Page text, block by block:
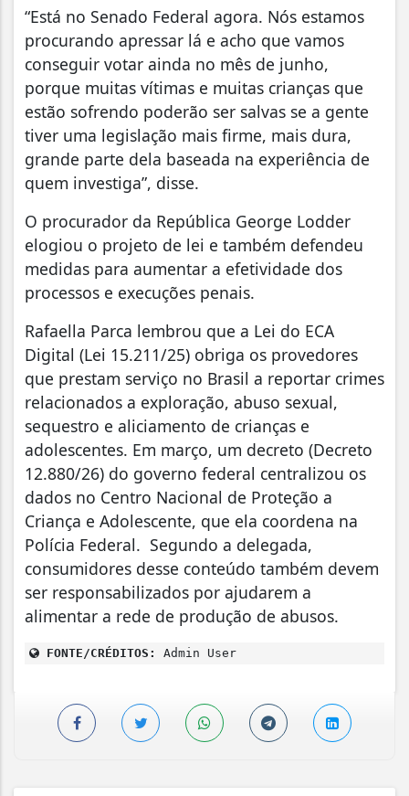
“Está no Senado Federal agora. Nós estamos
procurando apressar lá e acho que vamos
conseguir votar ainda no mês de junho,
porque muitas vítimas e muitas crianças que
estão sofrendo poderão ser salvas se a gente
tiver uma legislação mais firme, mais dura,
grande parte dela baseada na experiência de
quem investiga”, disse.
O procurador da República George Lodder
elogiou o projeto de lei e também defendeu
medidas para aumentar a efetividade dos
processos e execuções penais.
Rafaella Parca lembrou que a Lei do ECA
Digital (Lei 15.211/25) obriga os provedores
que prestam serviço no Brasil a reportar crimes
relacionados a exploração, abuso sexual,
sequestro e aliciamento de crianças e
adolescentes. Em março, um decreto (Decreto
12.880/26) do governo federal centralizou os
dados no Centro Nacional de Proteção a
Criança e Adolescente, que ela coordena na
Polícia Federal. Segundo a delegada,
consumidores desse conteúdo também devem
ser responsabilizados por ajudarem a
alimentar a rede de produção de abusos.
FONTE/CRÉDITOS: Admin User